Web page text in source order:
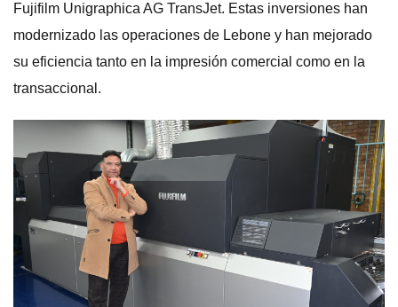
Fujifilm Unigraphica AG TransJet. Estas inversiones han
modernizado las operaciones de Lebone y han mejorado
su eficiencia tanto en la impresión comercial como en la
transaccional.